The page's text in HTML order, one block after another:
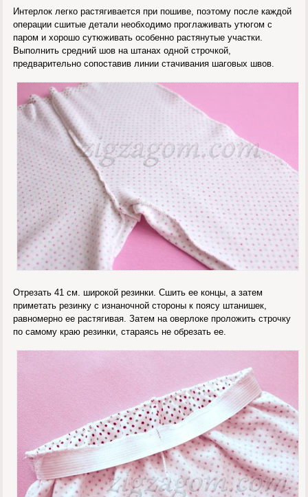
Интерлок легко растягивается при пошиве, поэтому после каждой
операции сшитые детали необходимо проглаживать утюгом с
паром и хорошо сутюживать особенно растянутые участки.
Выполнить средний шов на штанах одной строчкой,
предварительно сопоставив линии стачивания шаговых швов.
Отрезать 41 см. широкой резинки. Сшить ее концы, а затем
приметать резинку с изнаночной стороны к поясу штанишек,
равномерно ее растягивая. Затем на оверлоке проложить строчку
по самому краю резинки, стараясь не обрезать ее.